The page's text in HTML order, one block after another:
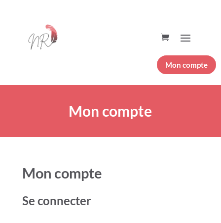
Mon compte
Mon compte
Mon compte
Se connecter